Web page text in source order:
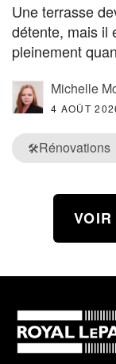
Une terrasse
détente, mais il
pleinement
Michelle
4 AOÛT
🛠️Rénovations